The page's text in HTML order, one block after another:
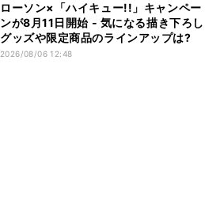
ローソン×「ハイキュー!!」キャンペー
ンが8月11日開始 - 気になる描き下ろし
グッズや限定商品のラインアップは?
2026/08/06 12:48